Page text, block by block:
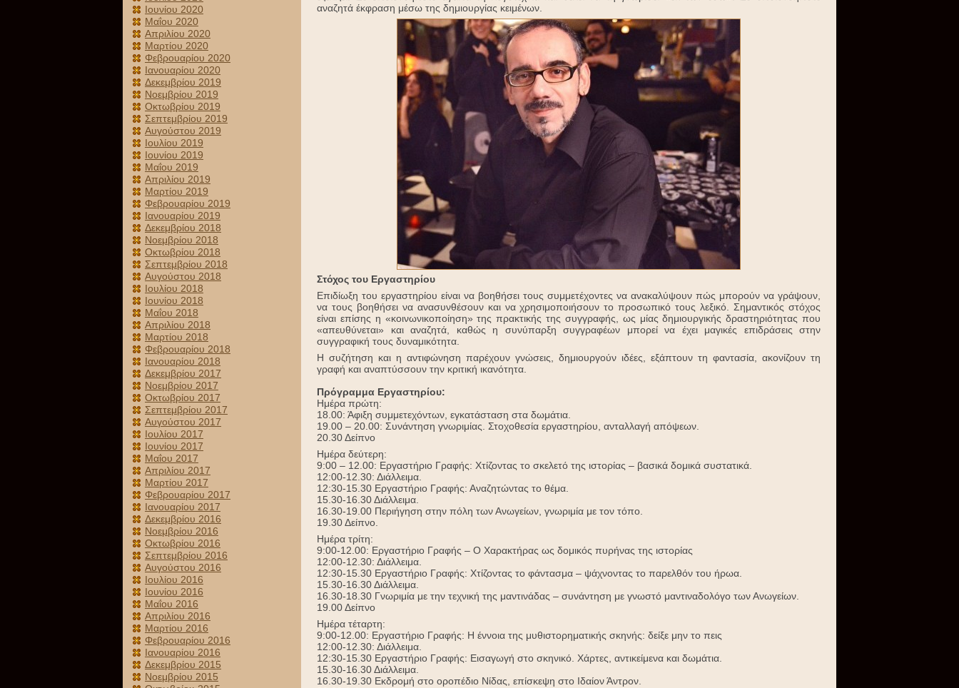
Ιουνίου 2020
Μαΐου 2020
Απριλίου 2020
Μαρτίου 2020
Φεβρουαρίου 2020
Ιανουαρίου 2020
Δεκεμβρίου 2019
Νοεμβρίου 2019
Οκτωβρίου 2019
Σεπτεμβρίου 2019
Αυγούστου 2019
Ιουλίου 2019
Ιουνίου 2019
Μαΐου 2019
Απριλίου 2019
Μαρτίου 2019
Φεβρουαρίου 2019
Ιανουαρίου 2019
Δεκεμβρίου 2018
Νοεμβρίου 2018
Οκτωβρίου 2018
Σεπτεμβρίου 2018
Αυγούστου 2018
Ιουλίου 2018
Ιουνίου 2018
Μαΐου 2018
Απριλίου 2018
Μαρτίου 2018
Φεβρουαρίου 2018
Ιανουαρίου 2018
Δεκεμβρίου 2017
Νοεμβρίου 2017
Οκτωβρίου 2017
Σεπτεμβρίου 2017
Αυγούστου 2017
Ιουλίου 2017
Ιουνίου 2017
Μαΐου 2017
Απριλίου 2017
Μαρτίου 2017
Φεβρουαρίου 2017
Ιανουαρίου 2017
Δεκεμβρίου 2016
Νοεμβρίου 2016
Οκτωβρίου 2016
Σεπτεμβρίου 2016
Αυγούστου 2016
Ιουλίου 2016
Ιουνίου 2016
Μαΐου 2016
Απριλίου 2016
Μαρτίου 2016
Φεβρουαρίου 2016
Ιανουαρίου 2016
Δεκεμβρίου 2015
Νοεμβρίου 2015
αναζητά έκφραση μέσω της δημιουργίας κειμένων.
Στόχος του Εργαστηρίου
Επιδίωξη του εργαστηρίου είναι να βοηθήσει τους συμμετέχοντες να ανακαλύψουν πώς μπορούν να γράψουν,
να τους βοηθήσει να ανασυνθέσουν και να χρησιμοποιήσουν το προσωπικό τους λεξικό. Σημαντικός στόχος
είναι επίσης η «κοινωνικοποίηση» της πρακτικής της συγγραφής, ως μίας δημιουργικής δραστηριότητας που
«απευθύνεται» και αναζητά, καθώς η συνύπαρξη συγγραφέων μπορεί να έχει μαγικές επιδράσεις στην
συγγραφική τους δυναμικότητα.
Η συζήτηση και η αντιφώνηση παρέχουν γνώσεις, δημιουργούν ιδέες, εξάπτουν τη φαντασία, ακονίζουν τη
γραφή και αναπτύσσουν την κριτική ικανότητα.
Πρόγραμμα Εργαστηρίου:
Ημέρα πρώτη:
18.00: Άφιξη συμμετεχόντων, εγκατάσταση στα δωμάτια.
19.00 – 20.00: Συνάντηση γνωριμίας. Στοχοθεσία εργαστηρίου, ανταλλαγή απόψεων.
20.30 Δείπνο
Ημέρα δεύτερη:
9:00 – 12.00: Εργαστήριο Γραφής: Χτίζοντας το σκελετό της ιστορίας – βασικά δομικά συστατικά.
12:00-12.30: Διάλλειμα.
12:30-15.30 Εργαστήριο Γραφής: Αναζητώντας το θέμα.
15.30-16.30 Διάλλειμα.
16.30-19.00 Περιήγηση στην πόλη των Ανωγείων, γνωριμία με τον τόπο.
19.30 Δείπνο.
Ημέρα τρίτη:
9:00-12.00: Εργαστήριο Γραφής – Ο Χαρακτήρας ως δομικός πυρήνας της ιστορίας
12:00-12.30: Διάλλειμα.
12:30-15.30 Εργαστήριο Γραφής: Χτίζοντας το φάντασμα – ψάχνοντας το παρελθόν του ήρωα.
15.30-16.30 Διάλλειμα.
16.30-18.30 Γνωριμία με την τεχνική της μαντινάδας – συνάντηση με γνωστό μαντιναδολόγο των Ανωγείων.
19.00 Δείπνο
Ημέρα τέταρτη:
9:00-12.00: Εργαστήριο Γραφής: Η έννοια της μυθιστορηματικής σκηνής: δείξε μην το πεις
12:00-12.30: Διάλλειμα.
12:30-15.30 Εργαστήριο Γραφής: Εισαγωγή στο σκηνικό. Χάρτες, αντικείμενα και δωμάτια.
15.30-16.30 Διάλλειμα.
16.30-19.30 Εκδρομή στο οροπέδιο Νίδας, επίσκεψη στο Ιδαίον Άντρον.